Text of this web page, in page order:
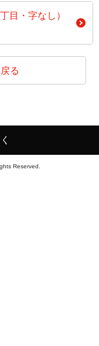
目・字なし）
る
Reserved.